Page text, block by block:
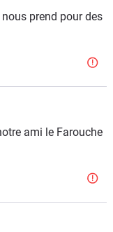
prend pour des
ami le Farouche